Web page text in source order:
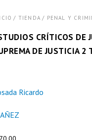
/ TIENDA / PENAL Y
CRÍTICOS DE
DE JUSTICIA 2
Ricardo